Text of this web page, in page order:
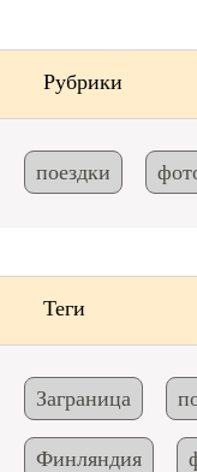
Рубрики
поездки
Теги
Заграница
Финляндия